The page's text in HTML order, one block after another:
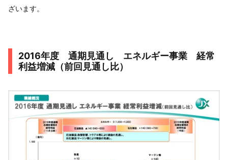
ざいます。
2016年度 通期見通し エネルギー事業 経常
利益増減（前回見通し比）